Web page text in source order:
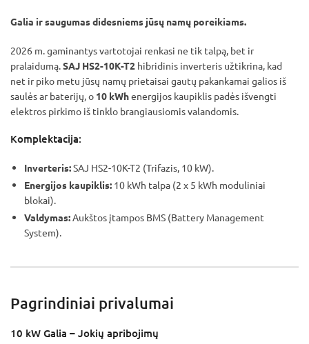
Galia ir saugumas didesniems jūsų namų poreikiams.
2026 m. gaminantys vartotojai renkasi ne tik talpą, bet ir
pralaidumą.SAJ HS2-10K-T2 hibridinis inverteris užtikrina, kad
net ir piko metu jūsų namų prietaisai gautų pakankamai galios iš
saulės ar baterijų, o 10 kWhenergijos kaupiklis padės išvengti
elektros pirkimo iš tinklo brangiausiomis valandomis.
Komplektacija:
Inverteris:SAJ HS2-10K-T2 (Trifazis, 10 kW).
Energijos kaupiklis: 10 kWh talpa (2 x 5 kWh moduliniai
blokai).
Valdymas:Aukštos įtampos BMS (Battery Management
System).
Pagrindiniai privalumai
10 kW Galia – Jokių apribojimų